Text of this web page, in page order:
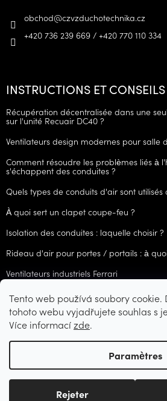
Tento web používá soubory
tohoto webu vyjadřujete souhlas s
Více informacízde.
Paramètres
Rejeter
obchod@czvzduchotechnika.cz
+420 736 239 669 / +420 770 110 334
INSTRUCTIONS ET CONSEILS
Récupération décentralisée dans une
sur l'unité Recuair DC40 ?
Ventilateurs design modernes pour salle
Comment résoudre les problèmes liés à
s'échappent des conduites ?
Quels types de conduits d'air sont
À quoi sert un clapet coupe-feu ?
Isolation des conduites : laquelle choisir ?
Rideau d'air pour portes / portails : à
Ventilateurs industriels Ferrari
ARCHIVES
Créé par
Copyright 2026
Modifier les paramètres